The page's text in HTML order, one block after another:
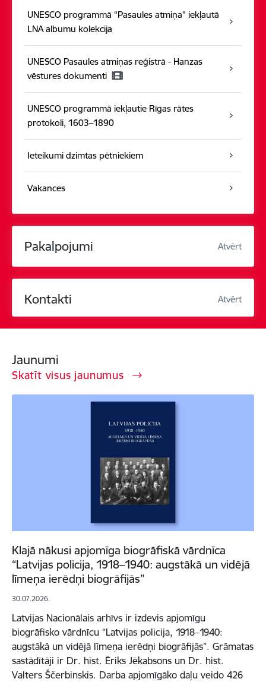
UNESCO programmā “Pasaules atmiņa” iekļautā
LNA albumu kolekcija
UNESCO Pasaules atmiņas reģistrā - Hanzas
vēstures dokumenti
UNESCO programmā iekļautie Rīgas rātes
protokoli, 1603–1890
Ieteikumi dzimtas pētniekiem
Vakances
Pakalpojumi Atvērt
Kontakti Atvērt
Jaunumi
Skatīt visus jaunumus
Klajā nākusi apjomīga biogrāfiskā vārdnīca
“Latvijas policija, 1918–1940: augstākā un vidējā
līmeņa ierēdņi biogrāfijās”
30.07.2026.
Latvijas Nacionālais arhīvs ir izdevis apjomīgu
biogrāfisko vārdnīcu “Latvijas policija, 1918–1940:
augstākā un vidējā līmeņa ierēdņi biogrāfijās”. Grāmatas
sastādītāji ir Dr. hist. Ēriks Jēkabsons un Dr. hist.
Valters Ščerbinskis. Darba apjomīgāko daļu veido 426